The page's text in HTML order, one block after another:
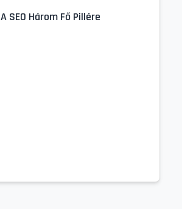
A SEO Három Fő Pillére